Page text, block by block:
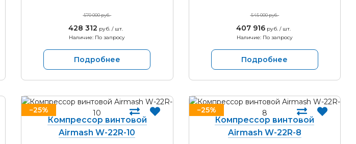
570 000 руб.
428 312 руб. / шт.
Наличие: По запросу
Подробнее
545 000 руб.
407 916руб. / шт.
Наличие: По запросу
Подробнее
−25%
Компрессор винтовой
Airmash W-22R-10
−25%
Компрессор винтовой
Airmash W-22R-8